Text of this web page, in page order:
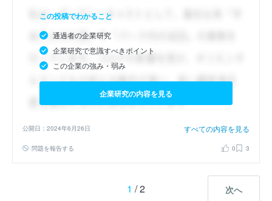
この投稿でわかること
通過者の企業研究
企業研究で意識すべきポイント
この企業の強み・弱み
企業研究の内容を見る
公開日：2024年6月26日 すべての内容を見る
問題を報告する 0 3
1 / 2 次へ